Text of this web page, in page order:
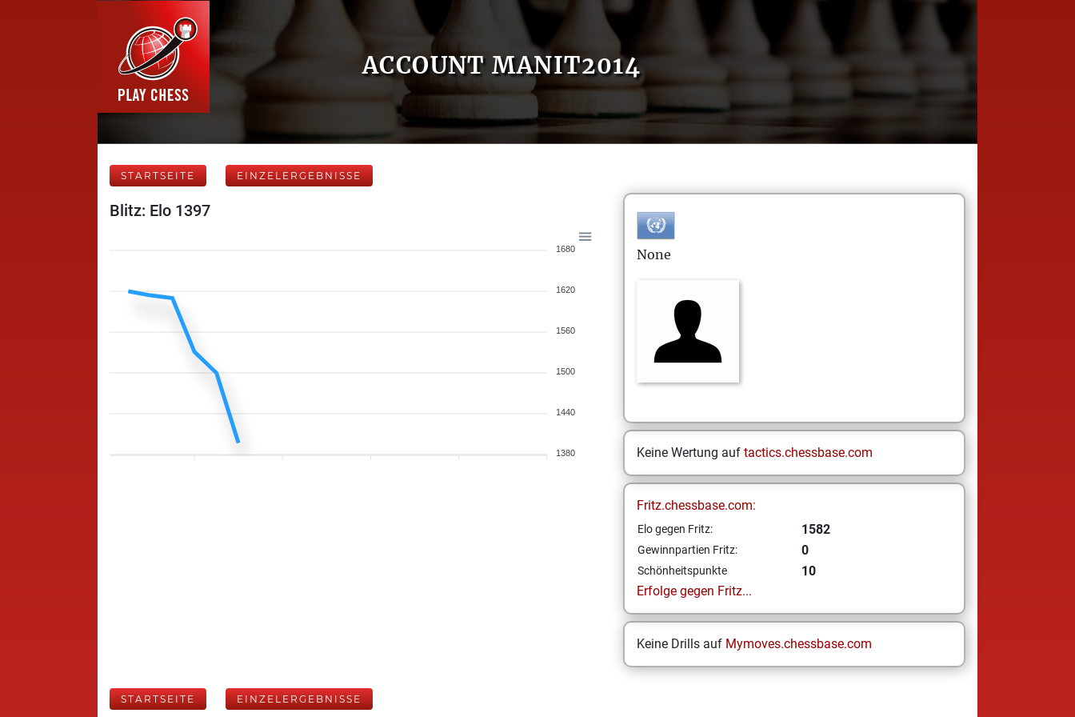
ACCOUNT MANIT2014
STARTSEITE EINZELERGEBNISSE
Blitz: Elo 1397
1680
1620
1560
1500
1440
1380
None
Keine Wertung auf tactics.chessbase.com
Fritz.chessbase.com:
Elo gegen Fritz: 1582
Gewinnpartien Fritz: 0
Schönheitspunkte
10
Erfolge gegen Fritz...
Keine Drills auf Mymoves.chessbase.com
STARTSEITE EINZELERGEBNISSE